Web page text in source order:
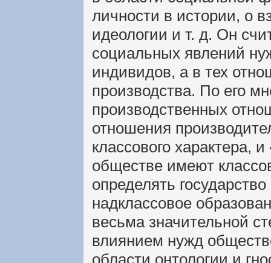
личности в истории, о
идеологии и т. д. Он
социальных явлений
индивидов, а в тех
производства. По его
производственных
отношения
классового характера,
обществе имеют
определять
надклассовое
весьма значительной
влиянием нужд